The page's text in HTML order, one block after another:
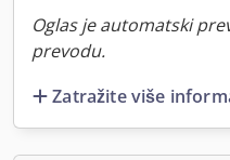
Oglas je automatski
prevodu.
Zatražite više